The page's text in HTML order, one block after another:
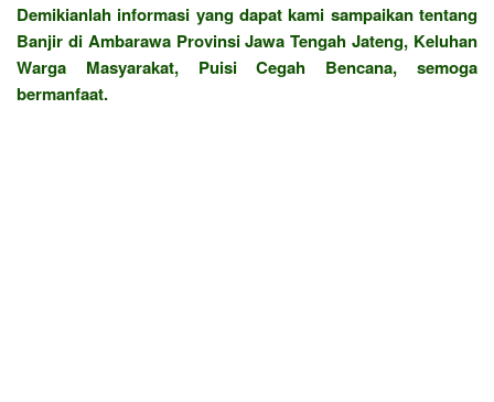
Demikianlah informasi yang dapat kami sampaikan tentang
Banjir di Ambarawa Provinsi Jawa Tengah Jateng, Keluhan
Warga Masyarakat, Puisi Cegah Bencana, semoga
bermanfaat.